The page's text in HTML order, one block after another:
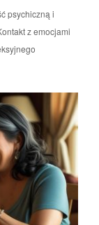
psychiczną i
z emocjami